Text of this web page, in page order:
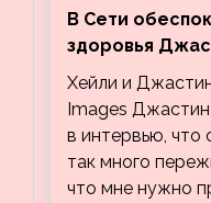
В Сети
здоровья
видео, на
Хейли
Хейли и
Images Джастин
в интервью, что
так много
что мне нужно